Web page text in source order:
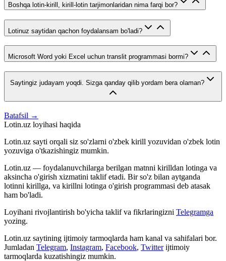
Boshqa lotin-kirill, kirill-lotin tarjimonlaridan nima farqi bor?
Lotinuz saytidan qachon foydalansam bo'ladi?
Microsoft Word yoki Excel uchun translit programmasi bormi?
Saytingiz judayam yoqdi. Sizga qanday qilib yordam bera olaman?
Batafsil →
Lotin.uz loyihasi haqida
Lotin.uz sayti orqali siz so'zlarni o'zbek kirill yozuvidan o'zbek lotin
yozuviga o'tkazishingiz mumkin.
Lotin.uz — foydalanuvchilarga berilgan matnni kirilldan lotinga va
aksincha o'girish xizmatini taklif etadi. Bir so'z bilan aytganda
lotinni kirillga, va kirillni lotinga o'girish programmasi deb atasak
ham bo'ladi.
Loyihani rivojlantirish bo'yicha taklif va fikrlaringizni Telegramga
yozing.
Lotin.uz saytining ijtimoiy tarmoqlarda ham kanal va sahifalari bor.
Jumladan Telegram, Instagram, Facebook, Twitter ijtimoiy
tarmoqlarda kuzatishingiz mumkin.